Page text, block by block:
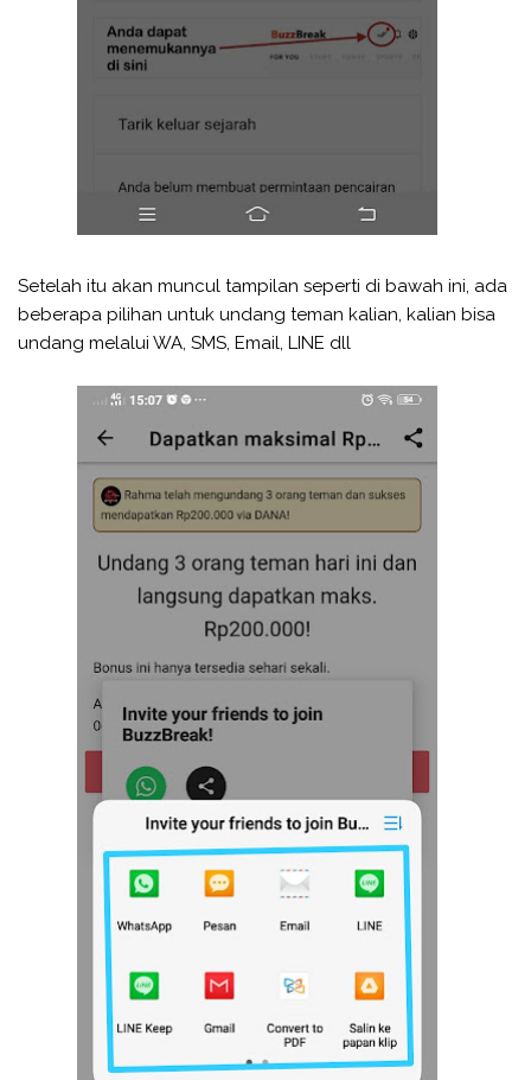
Setelah itu akan muncul tampilan seperti di bawah ini, ada
beberapa pilihan untuk undang teman kalian, kalian bisa
undang melalui WA, SMS, Email, LINE dll